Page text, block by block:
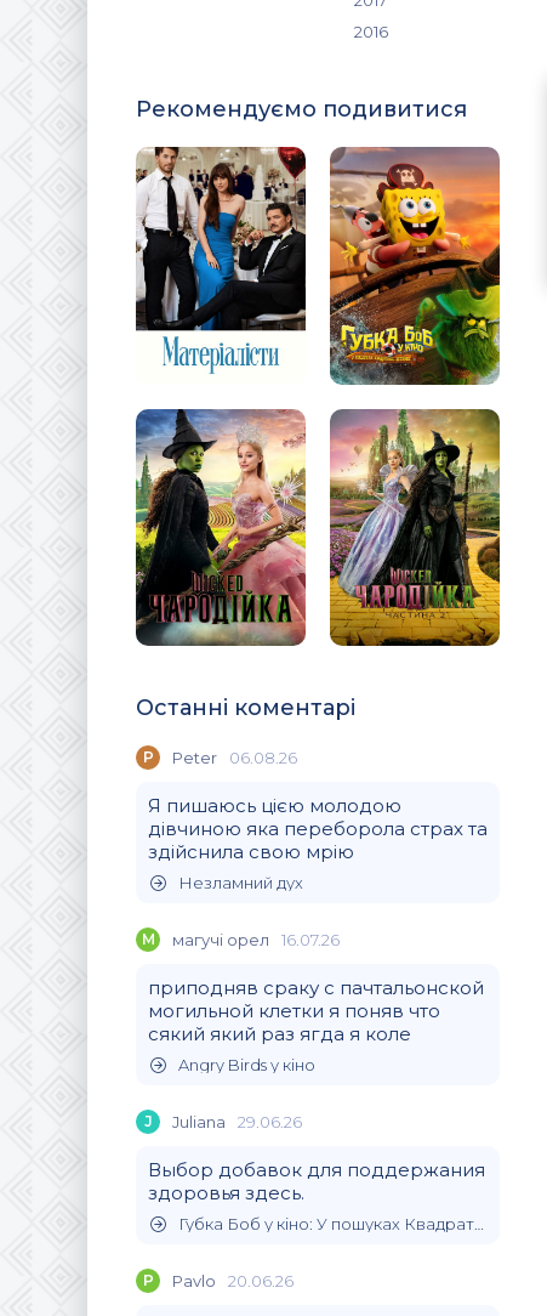
2016
Рекомендуємо подивитися
Останні коментарі
P Peter 06.08.26
Я пишаюсь цією молодою
дівчиною яка переборола страх та
здійснила свою мрію
Незламний дух
М магучi орел 16.07.26
приподняв сраку с пачтальонской
могильной клетки я поняв что
сякий який раз ягда я коле
Angry Birds у кіно
J Juliana 29.06.26
Выбор добавок для поддержания
здоровья здесь.
Губка Боб у кіно: У пошуках Квадратних Штанів
P Pavlo 20.06.26